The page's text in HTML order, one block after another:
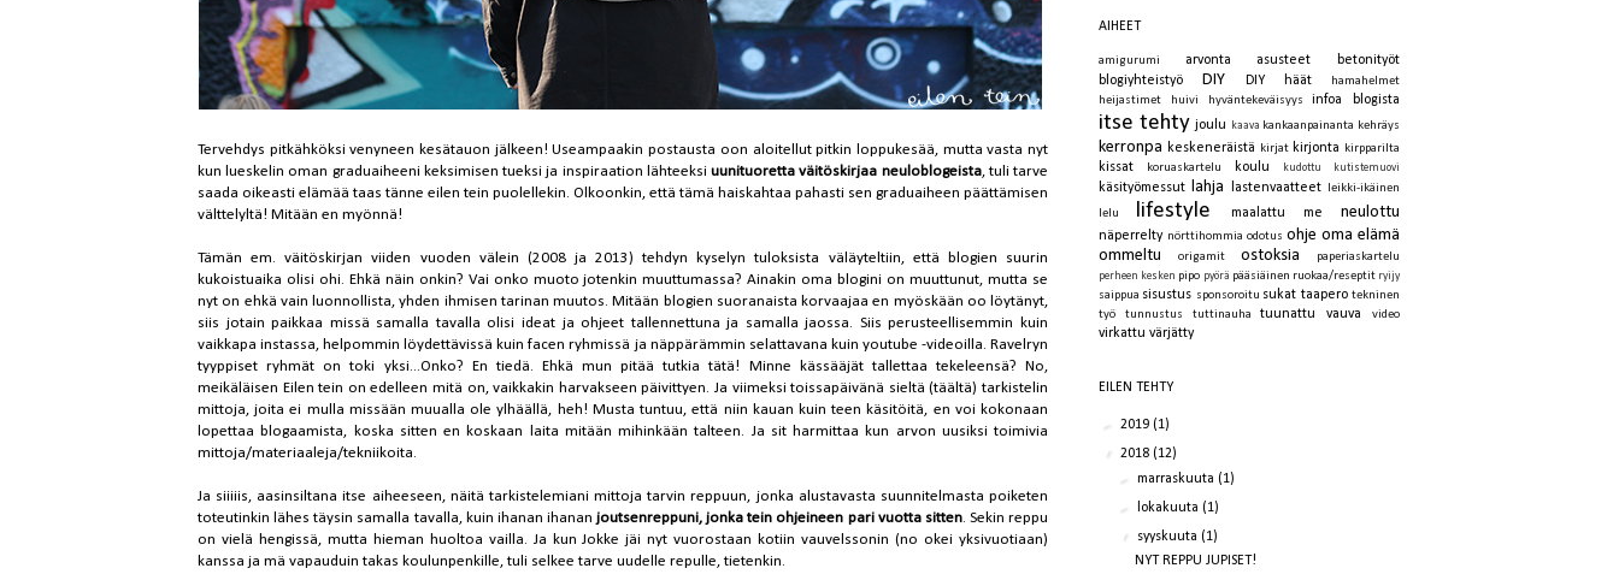
Tervehdys pitkähköksi venyneen kesätauon jälkeen! Useampaakin postausta oon aloitellut pitkin loppukesää, mutta vasta nyt
kun lueskelin oman graduaiheeni keksimisen tueksi ja inspiraation lähteeksiuunituoretta väitöskirjaa neuloblogeista, tuli tarve
saada oikeasti elämää taas tänne eilen tein puolellekin. Olkoonkin, että tämä haiskahtaa pahasti sen graduaiheen päättämisen
välttelyltä! Mitään en myönnä!
Tämän em. väitöskirjan viiden vuoden välein (2008 ja 2013) tehdyn kyselyn tuloksista väläyteltiin, että blogien suurin
kukoistuaika olisi ohi. Ehkä näin onkin? Vai onko muoto jotenkin muuttumassa? Ainakin oma blogini on muuttunut, mutta se
nyt on ehkä vain luonnollista, yhden ihmisen tarinan muutos. Mitään blogien suoranaista korvaajaa en myöskään oo löytänyt,
siis jotain paikkaa missä samalla tavalla olisi ideat ja ohjeet tallennettuna ja samalla jaossa. Siis perusteellisemmin kuin
vaikkapa instassa, helpommin löydettävissä kuin facen ryhmissä ja näppärämmin selattavana kuin youtube -videoilla. Ravelryn
tyyppiset ryhmät on toki yksi...Onko? En tiedä. Ehkä mun pitää tutkia tätä! Minne kässääjät tallettaa tekeleensä? No,
meikäläisen Eilen tein on edelleen mitä on, vaikkakin harvakseen päivittyen. Ja viimeksi toissapäivänä sieltä (täältä) tarkistelin
mittoja, joita ei mulla missään muualla ole ylhäällä, heh! Musta tuntuu, että niin kauan kuin teen käsitöitä, en voi kokonaan
lopettaa blogaamista, koska sitten en koskaan laita mitään mihinkään talteen. Ja sit harmittaa kun arvon uusiksi toimivia
mittoja/materiaaleja/tekniikoita.
Ja siiiiis, aasinsiltana itse aiheeseen, näitä tarkistelemiani mittoja tarvin reppuun, jonka alustavasta suunnitelmasta poiketen
toteutinkin lähes täysin samalla tavalla, kuin ihanan ihanan joutsenreppuni, jonka tein ohjeineen pari vuotta sitten. Sekin reppu
on vielä hengissä, mutta hieman huoltoa vailla. Ja kun Jokke jäi nyt vuorostaan kotiin vauvelssonin (no okei yksivuotiaan)
kanssa ja mä vapauduin takas koulunpenkille, tuli selkee tarve uudelle repulle, tietenkin.
AIHEET
amigurumi arvonta asusteet
betonityöt
blogiyhteistyö
DIY DIY häät
hamahelmet
heijastimet
huivi hyväntekeväisyys infoa blogista
itse tehty joulu kaava kankaanpainanta kehräys
kerronpa keskeneräistä kirjat kirjonta kirpparilta
kissat koruaskartelu koulu kudottu kutistemuovi
käsityömessut lahja lastenvaatteet
leikki-ikäinen
lelu
lifestyle maalattu me neulottu
näperrelty nörttihommia odotus ohje oma elämä
ommeltu
origamit ostoksia paperiaskartelu
perheen kesken pipo pyörä pääsiäinen ruokaa/reseptit ryijy
saippua sisustus sponsoroitu sukat taapero tekninen
työ
tunnustus tuttinauha tuunattu vauva video
virkattu värjätty
EILEN TEHTY
► 2019 (1)
▼ 2018 (12)
►marraskuuta (1)
► lokakuuta (1)
▼ syyskuuta (1)
NYT REPPU JUPISET!